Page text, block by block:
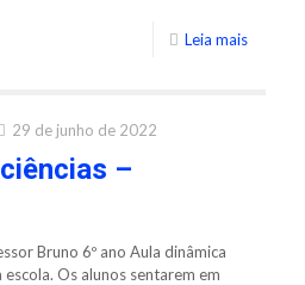
Leia mais
29 de junho de 2022
–
Bruno 6º ano Aula dinâmica
Os alunos sentarem em